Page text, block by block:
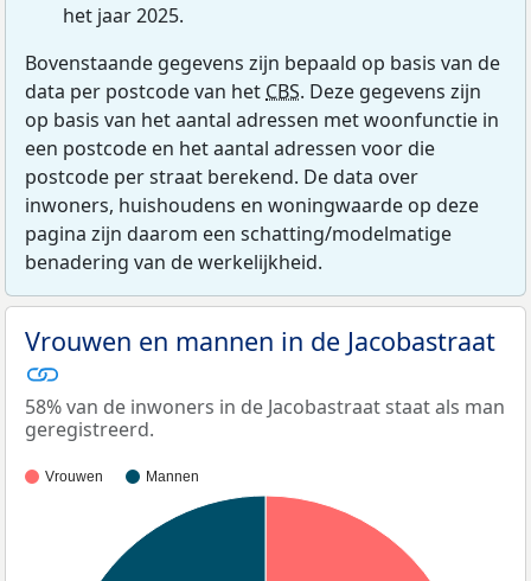
het jaar 2025.
Bovenstaande gegevens zijn bepaald op basis van de
data per postcode van het CBS. Deze gegevens zijn
op basis van het aantal adressen met woonfunctie in
een postcode en het aantal adressen voor die
postcode per straat berekend. De data over
inwoners, huishoudens en woningwaarde op deze
pagina zijn daarom een schatting/modelmatige
benadering van de werkelijkheid.
Vrouwen en mannen in de Jacobastraat
58% van de inwoners in de Jacobastraat staat als man
geregistreerd.
Vrouwen Mannen